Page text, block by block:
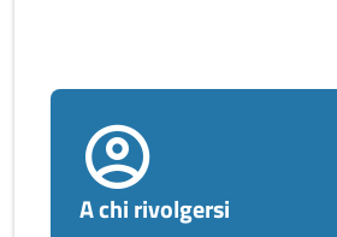
A chi rivolgersi